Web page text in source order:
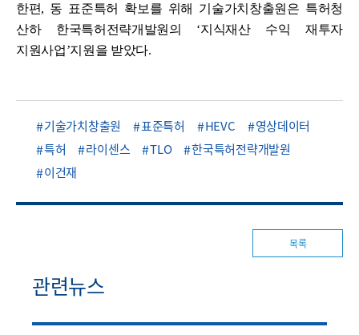
한편, 동 표준특허 확보를 위해 기술가치창출원은 특허청
산하 한국특허전략개발원의 ‘지식재산 수익 재투자
지원사업’지원을 받았다.
기술가치창출원 표준특허 HEVC
영상데이터
특허
라이센스 TLO
한국특허전략개발원
이건재
목록
관련뉴스